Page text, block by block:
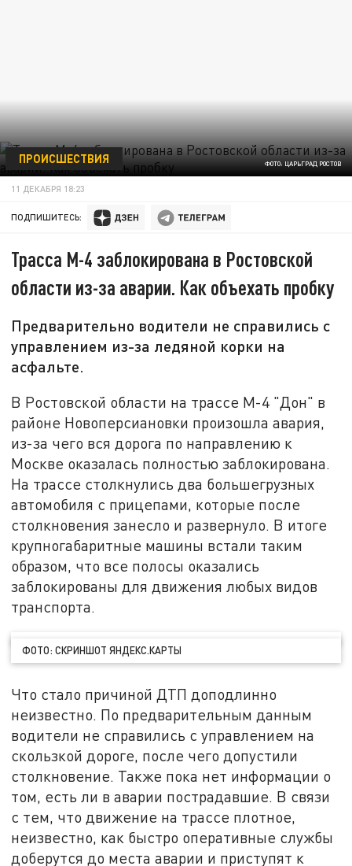
ФОТО: ЦАРЬГРАД РОСТОВ
ПРОИСШЕСТВИЯ
11 ДЕКАБРЯ 18:23
ПОДПИШИТЕСЬ:
Трасса М-4 заблокирована в Ростовской
области из-за аварии. Как объехать пробку
Предварительно водители не справились с
управлением из-за ледяной корки на
асфальте.
В Ростовской области на трассе М-4 "Дон" в
районе Новоперсиановки произошла авария,
из-за чего вся дорога по направлению к
Москве оказалась полностью заблокирована.
На трассе столкнулись два большегрузных
автомобиля с прицепами, которые после
столкновения занесло и развернуло. В итоге
крупногабаритные машины встали таким
образом, что все полосы оказались
заблокированы для движения любых видов
транспорта.
ФОТО: СКРИНШОТ ЯНДЕКС.КАРТЫ
Что стало причиной ДТП доподлинно
неизвестно. По предварительным данным
водители не справились с управлением на
скользкой дороге, после чего допустили
столкновение. Также пока нет информации о
том, есть ли в аварии пострадавшие. В связи
с тем, что движение на трассе плотное,
неизвестно, как быстро оперативные службы
доберутся до места аварии и приступят к